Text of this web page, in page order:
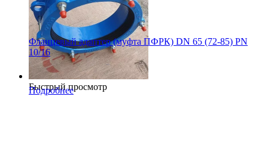
Быстрый просмотр
Фланцевый адаптер (муфта ПФРК) DN 65 (72-85) PN
10/16
Подробнее